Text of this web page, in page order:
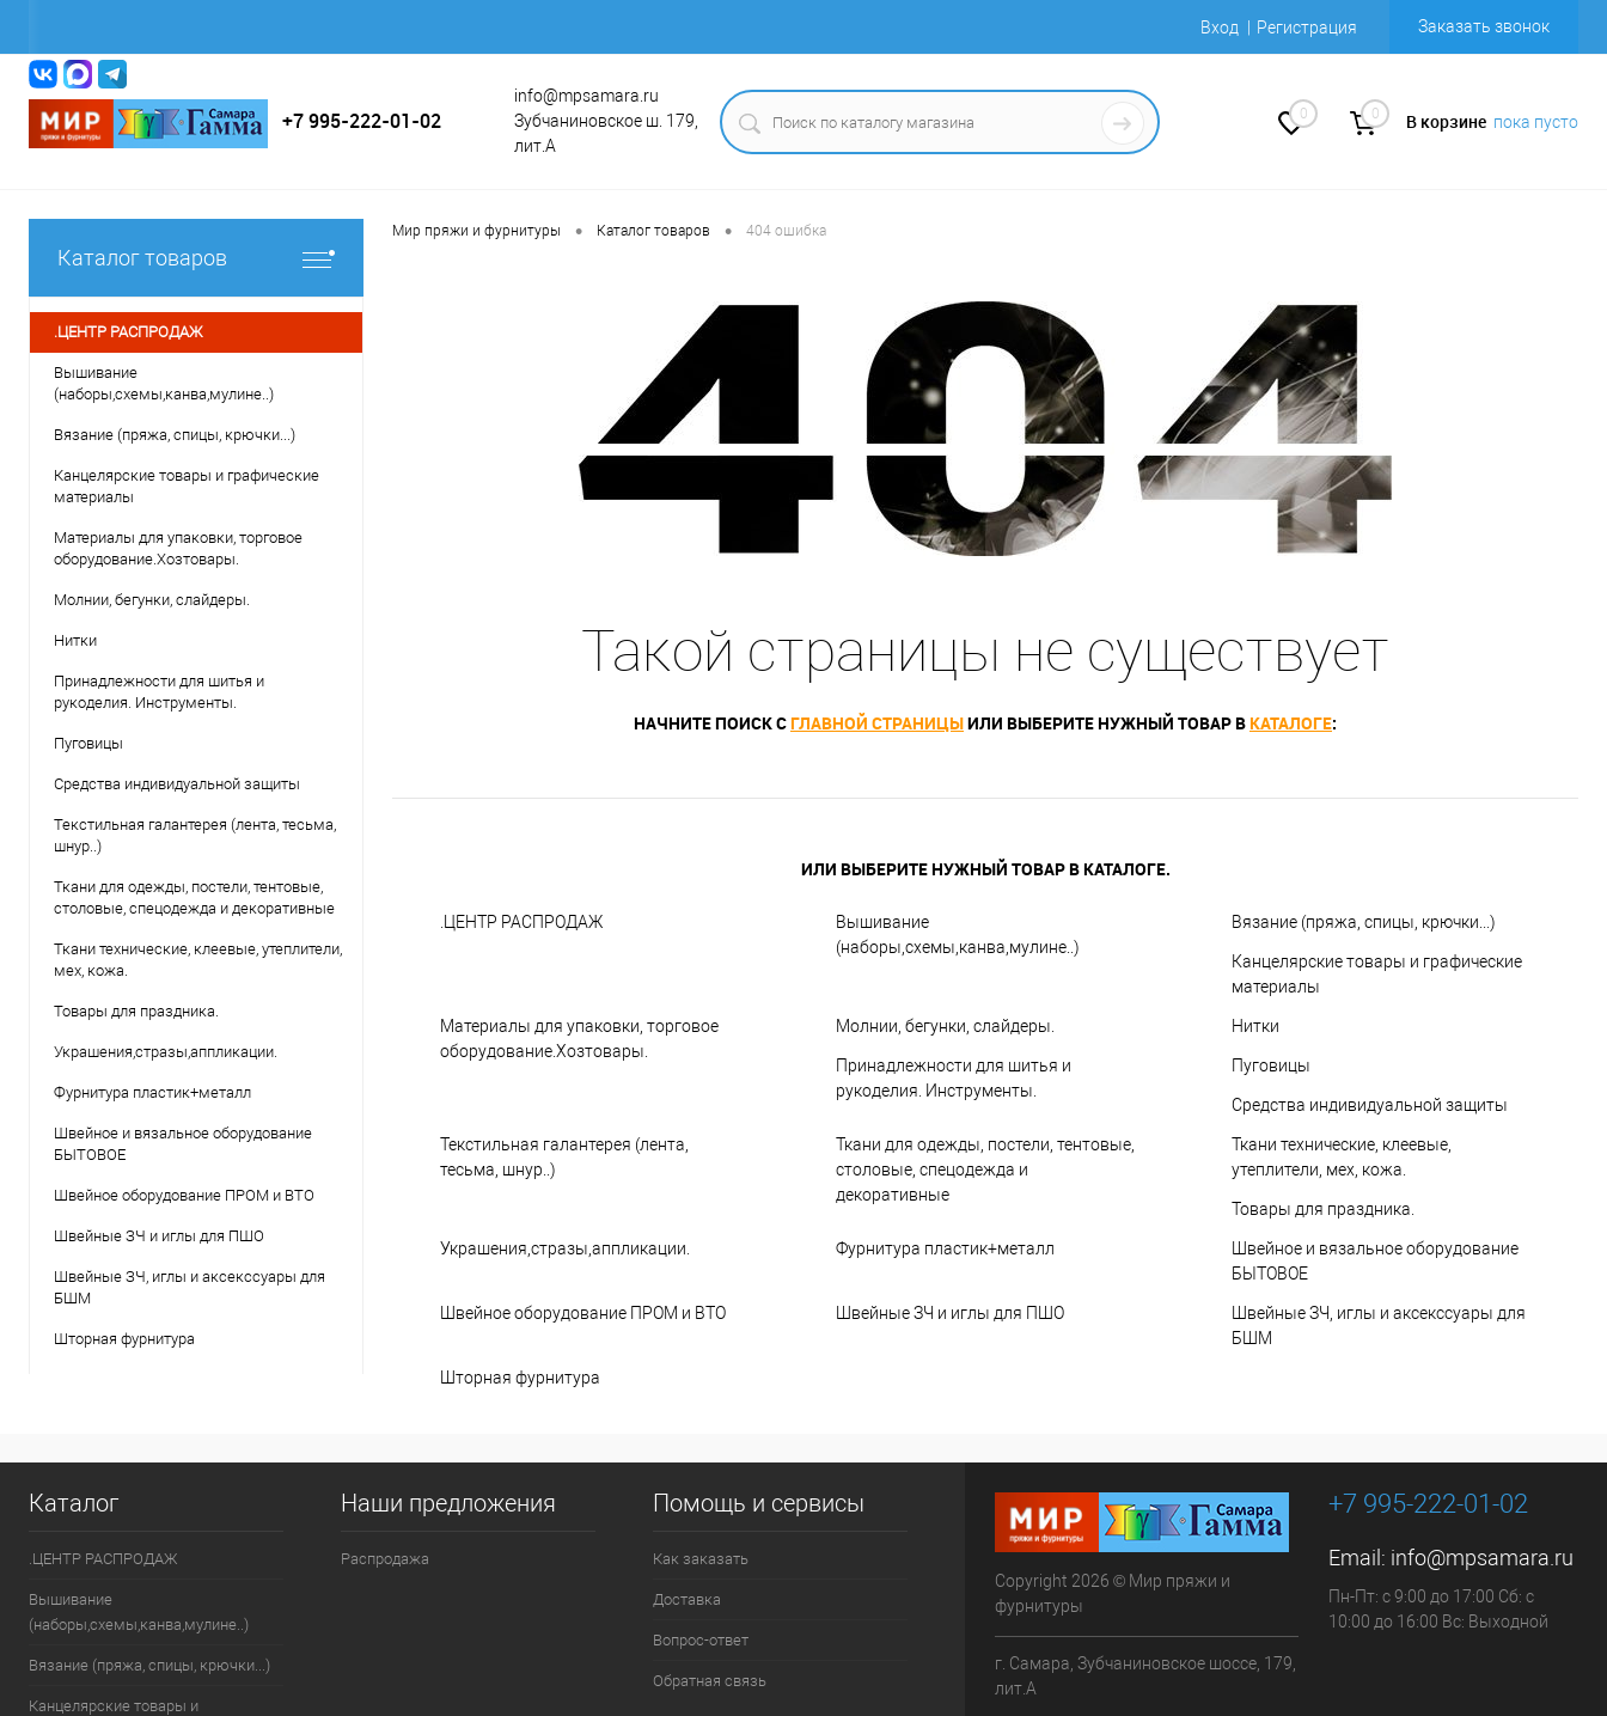
Вход Регистрация Заказать звонок
+7 995-222-01-02
info@mpsamara.ru
Зубчаниновское ш. 179,
лит.А
0 0 В корзине пока пусто
Каталог товаров
.ЦЕНТР РАСПРОДАЖ
Вышивание
(наборы,схемы,канва,мулине..)
Вязание (пряжа, спицы, крючки...)
Канцелярские товары и графические
материалы
Материалы для упаковки, торговое
оборудование.Хозтовары.
Молнии, бегунки, слайдеры.
Нитки
Принадлежности для шитья и
рукоделия. Инструменты.
Пуговицы
Средства индивидуальной защиты
Текстильная галантерея (лента, тесьма,
шнур..)
Ткани для одежды, постели, тентовые,
столовые, спецодежда и декоративные
Ткани технические, клеевые, утеплители,
мех, кожа.
Товары для праздника.
Украшения,стразы,аппликации.
Фурнитура пластик+металл
Швейное и вязальное оборудование
БЫТОВОЕ
Швейное оборудование ПРОМ и ВТО
Швейные ЗЧ и иглы для ПШО
Швейные ЗЧ, иглы и аксекссуары для
БШМ
Шторная фурнитура
Мир пряжи и фурнитуры • Каталог товаров • 404 ошибка
Такой страницы не существует
НАЧНИТЕ ПОИСК СГЛАВНОЙ СТРАНИЦЫИЛИ ВЫБЕРИТЕ НУЖНЫЙ ТОВАР В КАТАЛОГЕ:
ИЛИ ВЫБЕРИТЕ НУЖНЫЙ ТОВАР В КАТАЛОГЕ.
.ЦЕНТР РАСПРОДАЖ
Вышивание
(наборы,схемы,канва,мулине..)
Вязание (пряжа, спицы, крючки...)
Канцелярские товары и графические
материалы
Материалы для упаковки, торговое
оборудование.Хозтовары.
Молнии, бегунки, слайдеры. Нитки
Принадлежности для шитья и
рукоделия. Инструменты.
Пуговицы
Средства индивидуальной защиты
Текстильная галантерея (лента,
тесьма, шнур..)
Ткани для одежды, постели, тентовые,
столовые, спецодежда и
декоративные
Ткани технические, клеевые,
утеплители, мех, кожа.
Товары для праздника.
Украшения,стразы,аппликации. Фурнитура пластик+металл
Швейное и вязальное оборудование
БЫТОВОЕ
Швейное оборудование ПРОМ и ВТО Швейные ЗЧ и иглы для ПШО
Швейные ЗЧ, иглы и аксекссуары для
БШМ
Шторная фурнитура
Каталог
.ЦЕНТР РАСПРОДАЖ
Вышивание
(наборы,схемы,канва,мулине..)
Вязание (пряжа, спицы, крючки...)
Канцелярские товары и
Наши предложения
Распродажа
Помощь и сервисы
Как заказать
Доставка
Вопрос-ответ
Обратная связь
Copyright 2026 © Мир пряжи и
фурнитуры
г. Самара, Зубчаниновское шоссе, 179,
лит.А
+7 995-222-01-02
Email: info@mpsamara.ru
Пн-Пт: с 9:00 до 17:00 Сб: с
10:00 до 16:00 Вс: Выходной